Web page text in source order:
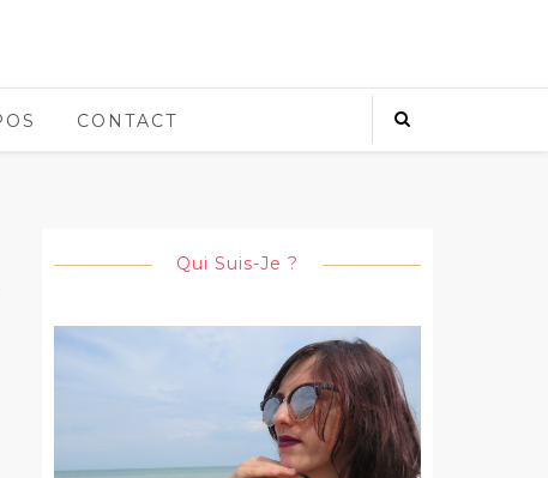
CONTACT
Qui Suis-Je ?